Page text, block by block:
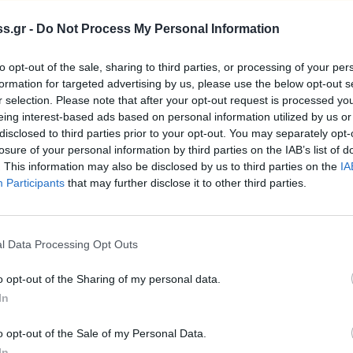
- Do Not Process My Personal Information
opt-out of the sale, sharing to third parties, or processing of your
for targeted advertising by us, please use the below opt-out
selection. Please note that after your opt-out request is processed
interest-based ads based on personal information utilized by us
to third parties prior to your opt-out. You may separately
of your personal information by third parties on the IAB’s list of
This information may also be disclosed by us to third parties on the
Participants that may further disclose it to other third parties.
Data Processing Opt Outs
opt-out of the Sharing of my personal data.
opt-out of the Sale of my Personal Data.
έκανε μια συγκινητική
μας επιδοτήσεις ουσιαστικά
συνέχεια σε οικολογικά και
χρέος να σκεφτούμε της επόμενες γενιές
καταναλώνουμε χωρίς μέτρο". Τέλος ο ΓΔ
Κάρλ Φάλκενμπεργκ τόνισε την ανάγκη του
προστατευόμενων περιοχών που
κητωδών.
έκανε την ακόλουθη δήλωση:
για την προστασία της θαλάσσιας ζωής
αποθέματα ψαριών καταρρέουν. Έχουμε
που εξαρτώνται από την αλιεία όσο
και απειλούνται. Πρέπει να
να έχει αποτέλεσμα είναι η οριοθέτηση
της αλιείας με βάση τα επιστημονικά